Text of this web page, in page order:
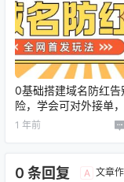
0基础搭建域名防红告
险，学会可对外接单
200+【揭秘】
1 年前
0 条回复 A 文章